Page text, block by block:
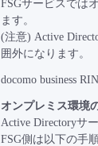
FSGサービスでは
ます。
(注意) Active
囲外になります。
docomo business
オンプレミス環境
Active Directoryサ
FSG側は以下の手